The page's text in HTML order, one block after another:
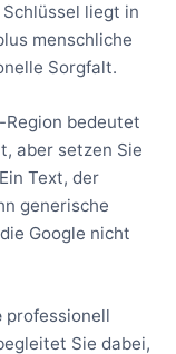
liegt in
menschliche
Sorgfalt.
Region bedeutet
aber setzen Sie
Text, der
generische
Google nicht
professionell
Sie dabei,